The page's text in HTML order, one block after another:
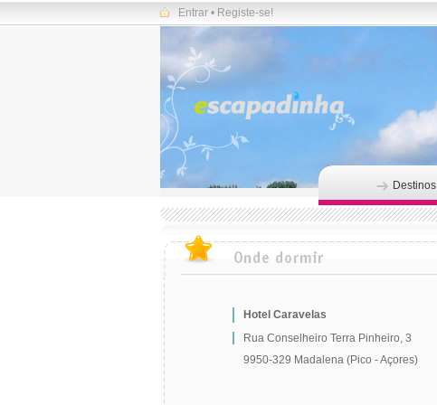
Entrar • Registe-se!
Destinos
Hotel Caravelas
Rua Conselheiro Terra Pinheiro, 3
9950-329 Madalena (Pico - Açores)